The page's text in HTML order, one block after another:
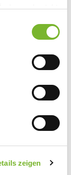
besteht
zeigen